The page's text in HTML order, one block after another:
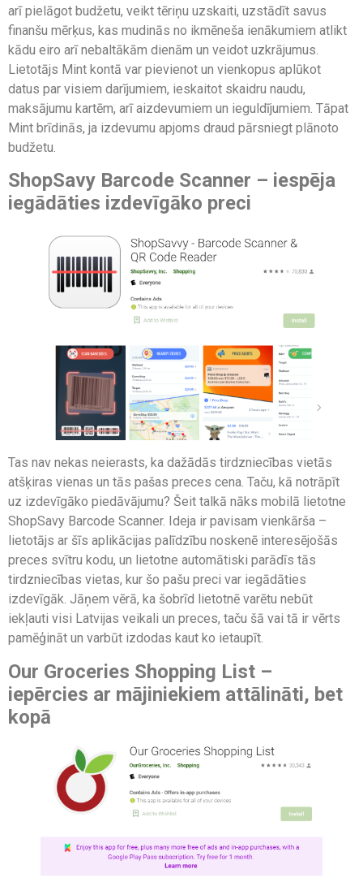
arī pielāgot budžetu, veikt tēriņu uzskaiti, uzstādīt savus
finanšu mērķus, kas mudinās no ikmēneša ienākumiem atlikt
kādu eiro arī nebaltākām dienām un veidot uzkrājumus.
Lietotājs Mint kontā var pievienot un vienkopus aplūkot
datus par visiem darījumiem, ieskaitot skaidru naudu,
maksājumu kartēm, arī aizdevumiem un ieguldījumiem. Tāpat
Mint brīdinās, ja izdevumu apjoms draud pārsniegt plānoto
budžetu.
ShopSavy Barcode Scanner – iespēja
iegādāties izdevīgāko preci
Tas nav nekas neierasts, ka dažādās tirdzniecības vietās
atšķiras vienas un tās pašas preces cena. Taču, kā notrāpīt
uz izdevīgāko piedāvājumu? Šeit talkā nāks mobilā lietotne
ShopSavy Barcode Scanner. Ideja ir pavisam vienkārša –
lietotājs ar šīs aplikācijas palīdzību noskenē interesējošās
preces svītru kodu, un lietotne automātiski parādīs tās
tirdzniecības vietas, kur šo pašu preci var iegādāties
izdevīgāk. Jāņem vērā, ka šobrīd lietotnē varētu nebūt
iekļauti visi Latvijas veikali un preces, taču šā vai tā ir vērts
pamēģināt un varbūt izdodas kaut ko ietaupīt.
Our Groceries Shopping List –
iepērcies ar mājiniekiem attālināti, bet
kopā